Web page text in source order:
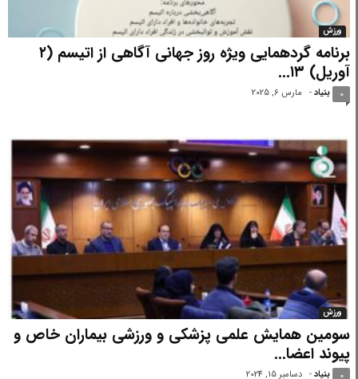
ورزش
برنامه گردهمایی ویژه روز جهانی آگاهی از اتیسم (۲
آوریل) ۱۳...
بنیاد - مارس 6, 2025 0
ورزش
سومین همایش علمی پزشکی و ورزشی بیماران خاص و
پیوند اعضا...
بنیاد - دسامبر 15, 2024 0